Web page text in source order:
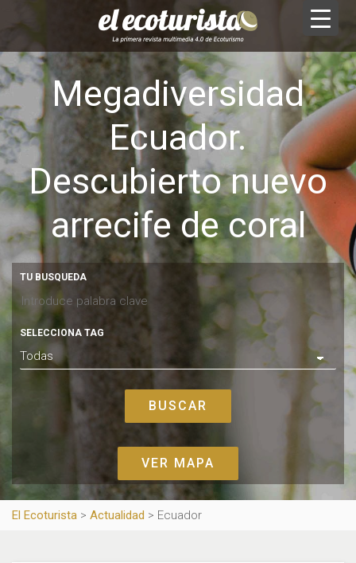
Megadiversidad
Ecuador.
Descubierto nuevo
arrecife de coral
TU BUSQUEDA
SELECCIONA TAG
VER MAPA
El Ecoturista > Actualidad > Ecuador